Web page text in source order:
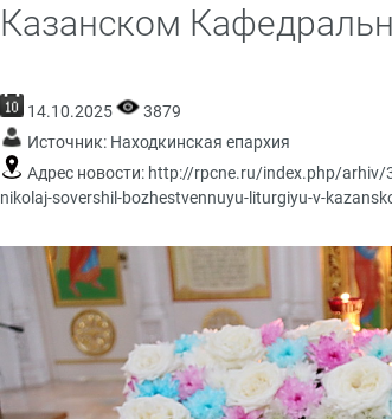
Казанском
14.10.2025
3879
Источник: Находкинская епархия
Адрес новости: http://rpcne.ru/index.php/arhiv/
nikolaj-sovershil-bozhestvennuyu-liturgiyu-v-